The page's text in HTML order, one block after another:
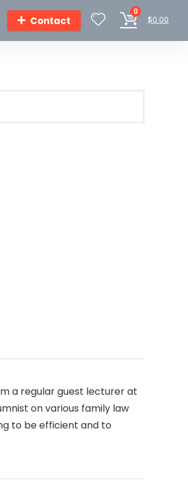
Contact
0
$0.00
a regular guest lecturer at
on various family law
to be efficient and to